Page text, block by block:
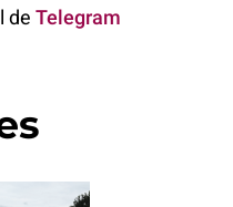
de Telegram